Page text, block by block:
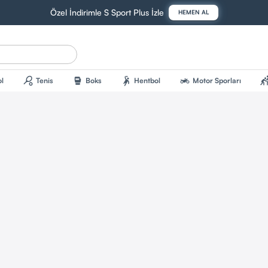
Özel İndirimle S Sport Plus İzle HEMEN AL
sports_tennis Tenis sports_mma Boks sports_handball Hentbol two_wheeler Motor Sporları